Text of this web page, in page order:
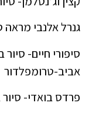
גנרל אלנבי מראה
סיפורי חיים-
אביב-טרומפלדור
פרדס בואדי- סיור